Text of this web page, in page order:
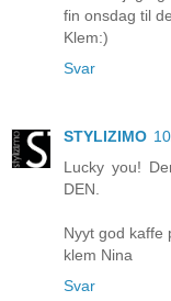
fin onsdag til
Klem:)
Svar
STYLIZIMO
Lucky you!
DEN.
Nyyt god kaffe
klem Nina
Svar